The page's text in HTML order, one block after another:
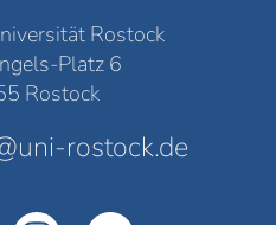
Rostock
Platz 6
Rostock
rostock.de